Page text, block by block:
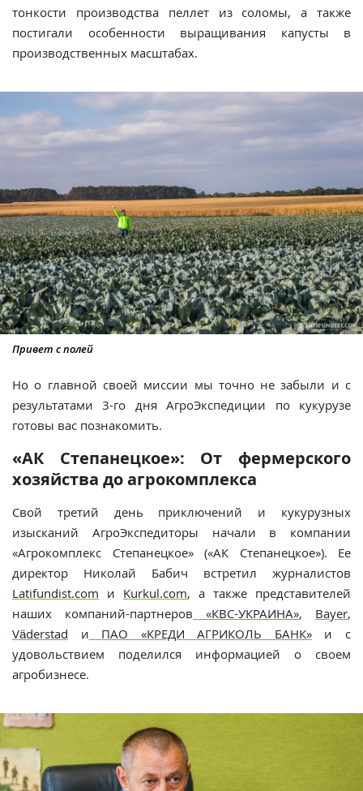
тонкости производства пеллет из соломы, а также
постигали особенности выращивания капусты в
производственных масштабах.
Привет с полей
Но о главной своей миссии мы точно не забыли и с
результатами 3-го дня АгроЭкспедиции по кукурузе
готовы вас познакомить.
«АК Степанецкое»: От фермерского
хозяйства до агрокомплекса
Свой третий день приключений и кукурузных
изысканий АгроЭкспедиторы начали в компании
«Агрокомплекс Степанецкое» («АК Степанецкое»). Ее
директор Николай Бабич встретил журналистов
Latifundist.com и Kurkul.com, а также представителей
наших компаний-партнеров
«КВС-УКРАИНА», Bayer,
Väderstad и ПАО «КРЕДИ АГРИКОЛЬ БАНК»и с
удовольствием поделился информацией о своем
агробизнесе.